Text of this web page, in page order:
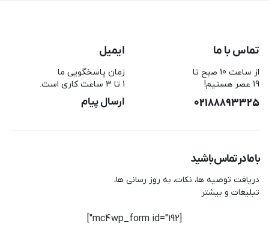
تماس با ما
از ساعت 10 صبح تا
19 عصر هستیم!
02188893325
ایمیل
زمان پاسخگویی ما
1 تا 3 ساعت کاری است.
ارسال پیام
با ما در تماس باشید
دریافت توصیه ها، نکات، به روز رسانی ها،
تبلیغات و بیشتر
[mc4wp_form id="192"]